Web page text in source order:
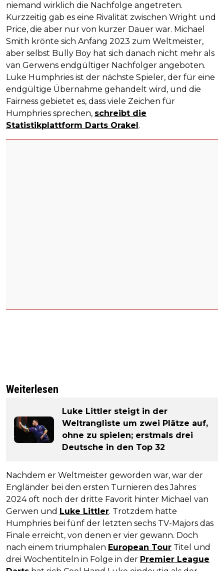
niemand wirklich die Nachfolge angetreten.
Kurzzeitig gab es eine Rivalität zwischen Wright und
Price, die aber nur von kurzer Dauer war. Michael
Smith krönte sich Anfang 2023 zum Weltmeister,
aber selbst Bully Boy hat sich danach nicht mehr als
van Gerwens endgültiger Nachfolger angeboten.
Luke Humphries ist der nächste Spieler, der für eine
endgültige Übernahme gehandelt wird, und die
Fairness gebietet es, dass viele Zeichen für
Humphries sprechen, schreibt die
Statistikplattform Darts Orakel .
Weiterlesen
Luke Littler steigt in der
Weltrangliste um zwei Plätze auf,
ohne zu spielen; erstmals drei
Deutsche in den Top 32
Nachdem er Weltmeister geworden war, war der
Engländer bei den ersten Turnieren des Jahres
2024 oft noch der dritte Favorit hinter Michael van
Gerwen und Luke Littler. Trotzdem hatte
Humphries bei fünf der letzten sechs TV-Majors das
Finale erreicht, von denen er vier gewann. Doch
nach einem triumphalen European Tour Titel und
drei Wochentiteln in Folge in der Premier League